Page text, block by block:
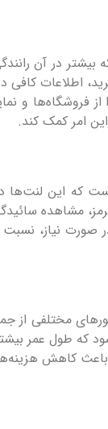
بیشتر در آن
اطلاعات کافی
و
امر کمک کند.
که این
ترمز، مشاهده
نیاز، نسبت
مختلفی از
که طول عمر
باعث کاهش